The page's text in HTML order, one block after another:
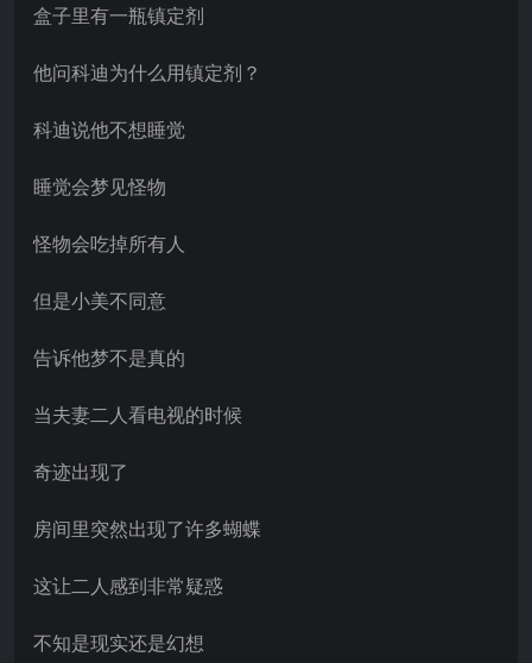
盒子里有一瓶镇定剂
他问科迪为什么用镇定剂？
科迪说他不想睡觉
睡觉会梦见怪物
怪物会吃掉所有人
但是小美不同意
告诉他梦不是真的
当夫妻二人看电视的时候
奇迹出现了
房间里突然出现了许多蝴蝶
这让二人感到非常疑惑
不知是现实还是幻想